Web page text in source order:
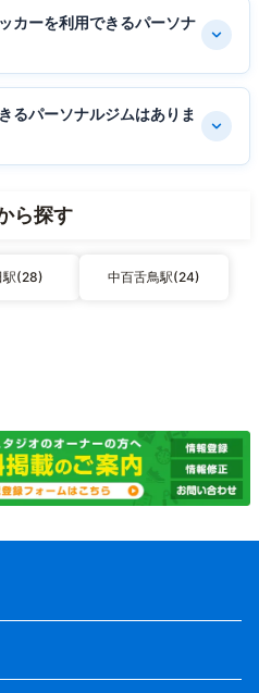
カーを利用できるパーソナ
るパーソナルジムはありま
ら探す
駅(28) 中百舌鳥駅(24)